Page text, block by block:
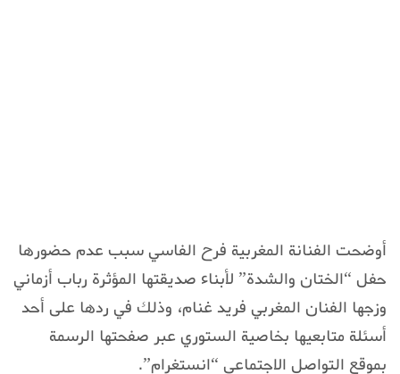
أوضحت الفنانة المغربية فرح الفاسي سبب عدم حضورها
حفل “الختان والشدة” لأبناء صديقتها المؤثرة رباب أزماني
وزجها الفنان المغربي فريد غنام، وذلك في ردها على أحد
أسئلة متابعيها بخاصية الستوري عبر صفحتها الرسمة
بموقع التواصل الاجتماعي “انستغرام”.